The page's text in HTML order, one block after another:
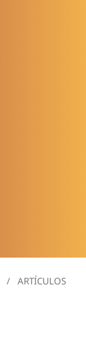
/ ARTÍCULOS